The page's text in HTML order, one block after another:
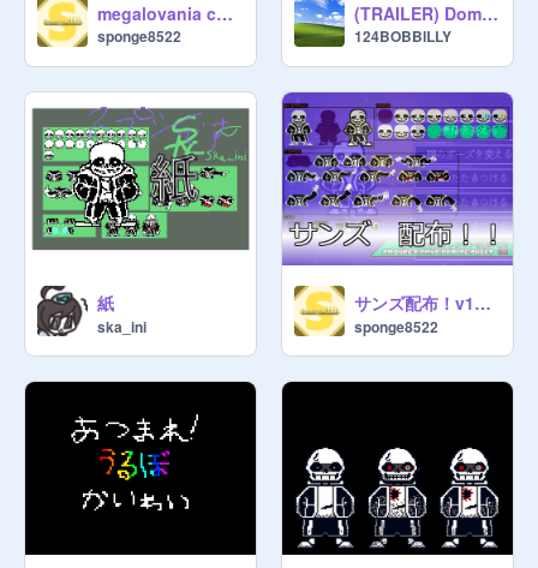
megalovania cover WIP
sponge8522
(TRAILER) Dominion: A WW1 Grand Strategy
124BOBBILLY
紙
ska_ini
サンズ配布！v1 素材
sponge8522